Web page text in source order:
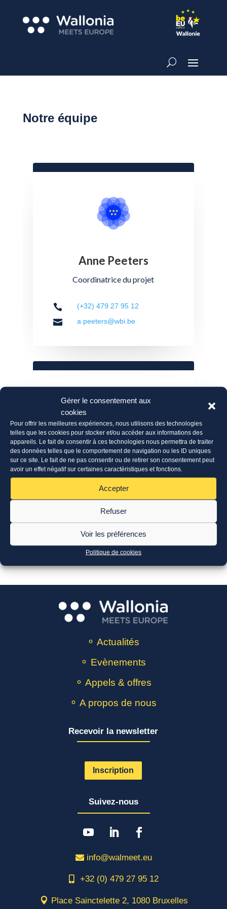
Gérer le consentement aux
cookies
Pour offrir les meilleures expériences, nous utilisons des technologies
telles que les cookies pour stocker et/ou accéder aux informations des
appareils. Le fait de consentir à ces technologies nous permettra de traiter
des données telles que le comportement de navigation ou les ID uniques
sur ce site. Le fait de ne pas consentir ou de retirer son consentement peut
avoir un effet négatif sur certaines caractéristiques et fonctions.
Accepter
Refuser
Voir les préférences
Politique de cookies
Notre équipe
Anne Peeters
Coordinatrice du projet
 (+32) 479 27 95 12
 a.peeters@wbi.be
Yulia Firsova
Chargée de communication

⚬ Actualités
⚬ Evènements
⚬ Appels & offres
⚬ A propos de nous
Recevoir la newsletter
Inscription
Suivez-nous
info@walmeet.eu
+32 (0) 479 27 95 12
Place Sainctelette 2, 1080 Bruxelles